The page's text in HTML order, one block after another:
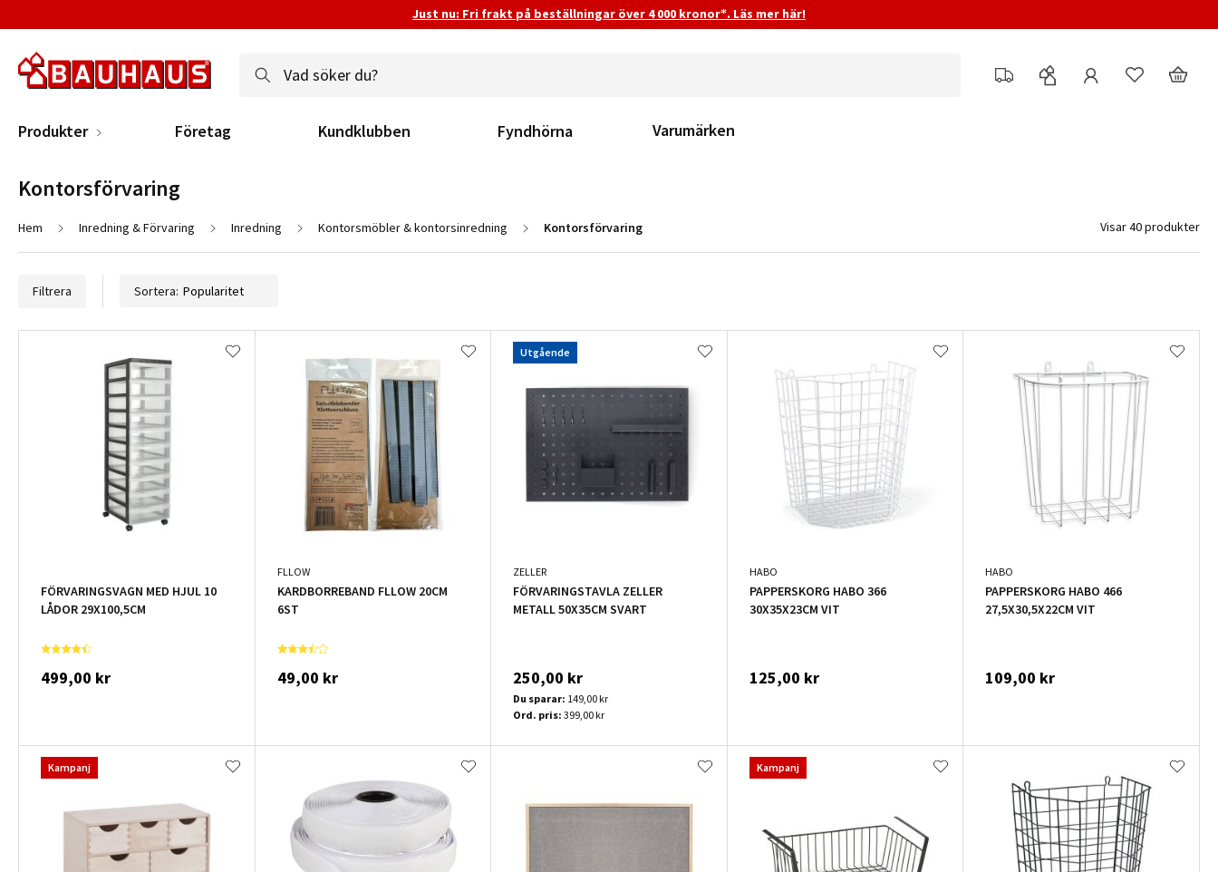
Just nu: Fri frakt på beställningar över 4 000 kronor*. Läs mer här!
Produkter Företag Kundklubben Fyndhörna Varumärken
Filtrera Sortera:
FÖRVARINGSVAGN MED HJUL 10
LÅDOR 29X100,5CM
499,00 kr
FLLOW
KARDBORREBAND FLLOW 20CM
6ST
49,00 kr
Utgående
ZELLER
FÖRVARINGSTAVLA ZELLER
METALL 50X35CM SVART
250,00 kr
Du sparar: 149,00 kr
Ord. pris: 399,00 kr
HABO
PAPPERSKORG HABO 366
30X35X23CM VIT
125,00 kr
HABO
PAPPERSKORG HABO 466
27,5X30,5X22CM VIT
109,00 kr
Kampanj Kampanj
Kontorsförvaring
Hem Inredning & Förvaring Inredning Kontorsmöbler & kontorsinredning Kontorsförvaring Visar 40 produkter